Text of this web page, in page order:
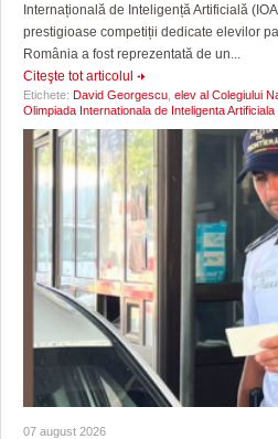
Internațională de Inteligență Artificială
prestigioase competiții dedicate elevilor
România a fost reprezentată de un...
Citeşte tot articolul
Etichete: David Georgescu elev al Colegiului
Olimpiada Internationala de Inteligenta
07 august 2026